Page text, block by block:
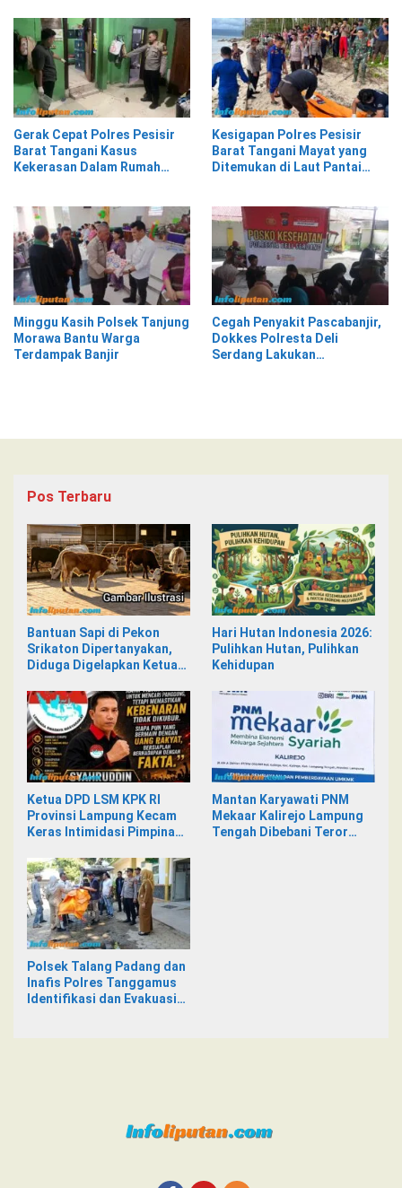
Gerak Cepat Polres Pesisir
Barat Tangani Kasus
Kekerasan Dalam Rumah
Kesigapan Polres Pesisir
Barat Tangani Mayat yang
Ditemukan di Laut Pantai
Minggu Kasih Polsek Tanjung
Morawa Bantu Warga
Terdampak Banjir
Cegah Penyakit Pascabanjir,
Dokkes Polresta Deli
Serdang Lakukan
Pos Terbaru
Bantuan Sapi di Pekon
Srikaton Dipertanyakan,
Diduga Digelapkan Ketua
Hari Hutan Indonesia 2026:
Pulihkan Hutan, Pulihkan
Kehidupan
Ketua DPD LSM KPK RI
Provinsi Lampung Kecam
Keras Intimidasi Pimpinan
Kalirejo terhadap Nad
Mantan Karyawati PNM
Mekaar Kalirejo Lampung
Tengah Dibebani Teror
Polsek Talang Padang dan
Inafis Polres Tanggamus
Identifikasi dan Evakuasi